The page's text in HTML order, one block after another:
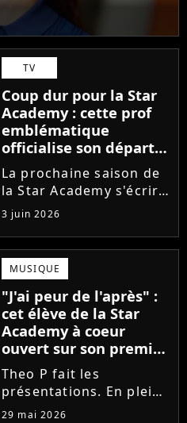
TV
Coup dur pour la Star
Academy : cette prof
emblématique
officialise son départ,
"Ça devenait assez
compliqué"
La prochaine saison de
la Star Academy s'écrira
avec une nouvelle
recrue dans ses rangs.
Coach d'expression
scénique de l'émission,
Marlène Schaff ne
rempilera pas à la table
des professeurs...
3 juin 2026
MUSIQUE
"J'ai peur de l'après" :
cet élève de la Star
Academy à coeur
ouvert sur son premier
single intime
Theo P fait les
présentations. En pleine
tournée, l'élève de la
29 mai 2026